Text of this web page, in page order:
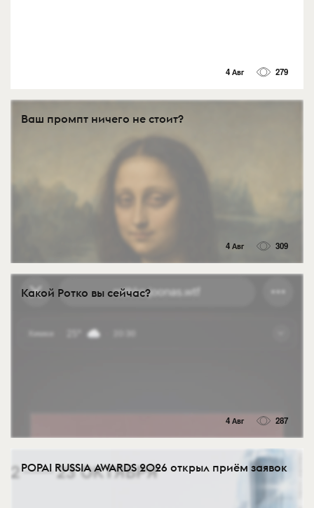
4 Авг 279
Ваш промпт ничего не стоит?
4 Авг 309
Какой Ротко вы сейчас?
4 Авг 287
POPAI RUSSIA AWARDS 2026 открыл приём заявок